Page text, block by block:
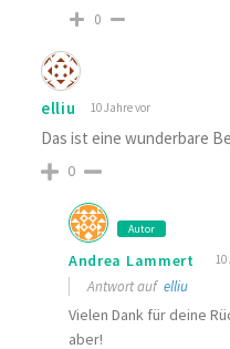
0
elliu 10 Jahre vor
Das ist eine wunderbare
0
Autor
Andrea Lammert 10
Antwort auf elliu
Vielen Dank für deine
aber!